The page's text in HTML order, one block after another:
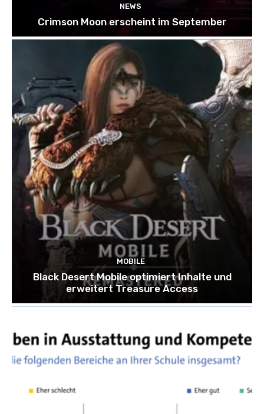
NEWS
Crimson Moon erscheint im September
MOBILE
Black Desert Mobile optimiert Inhalte und
erweitert Treasure Access